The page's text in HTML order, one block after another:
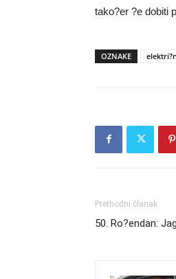
tako?er ?e dobiti
OZNAKE
Prethodni članak
50. Ro?endan: